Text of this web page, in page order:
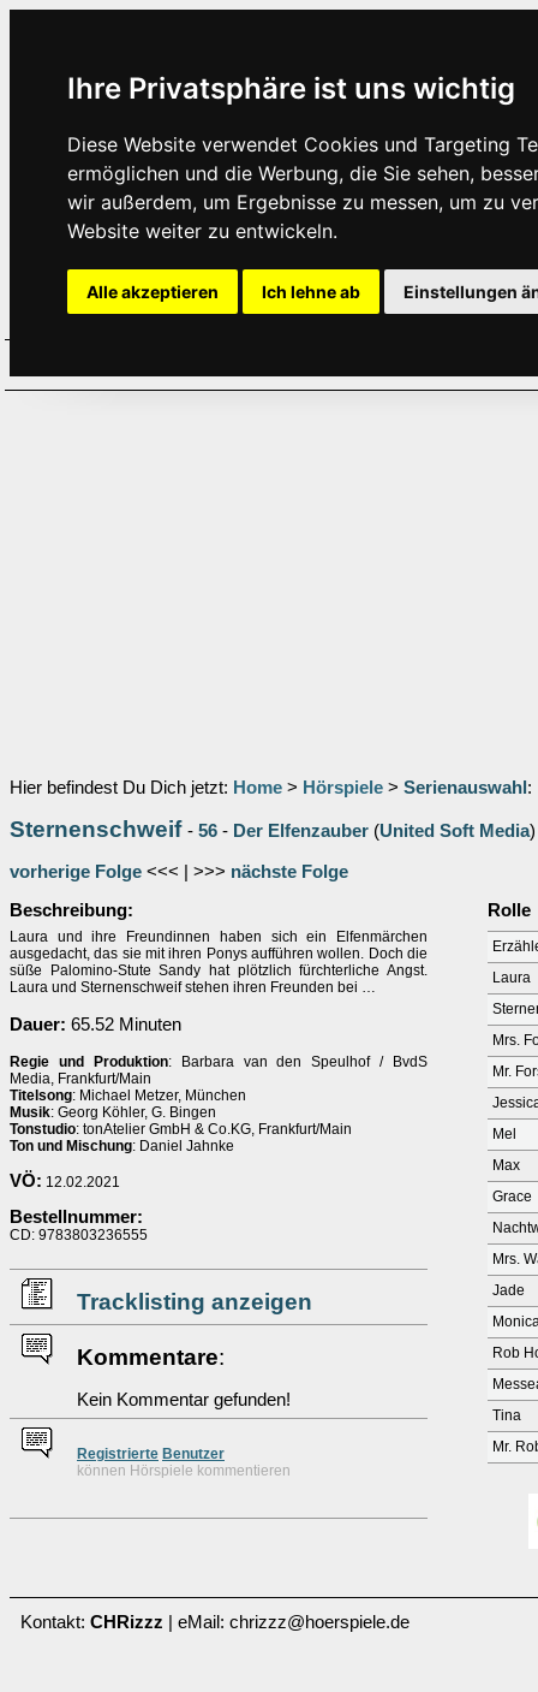
Ihre Privatsphäre ist uns wichtig
Diese Website verwendet Cookies und Targeting
ermöglichen und die Werbung, die Sie sehen,
wir außerdem, um Ergebnisse zu messen, um zu
Website weiter zu entwickeln.
Alle akzeptieren Ich lehne ab Einstellungen
Hier befindest Du Dich jetzt: Home > Hörspiele > Serienauswahl :
Sternenschweif - 56 - Der Elfenzauber (United Soft Media)
vorherige Folge <<< | >>> nächste Folge
Beschreibung:
Laura und ihre Freundinnen haben sich ein Elfenmärchen
ausgedacht, das sie mit ihren Ponys aufführen wollen. Doch die
süße Palomino-Stute Sandy hat plötzlich fürchterliche Angst.
Laura und Sternenschweif stehen ihren Freunden bei …
Dauer: 65.52 Minuten
Regie und Produktion: Barbara van den Speulhof / BvdS
Media, Frankfurt/Main
Titelsong: Michael Metzer, München
Musik: Georg Köhler, G. Bingen
Tonstudio: tonAtelier GmbH & Co.KG, Frankfurt/Main
Ton und Mischung: Daniel Jahnke
VÖ: 12.02.2021
Bestellnummer:
CD: 9783803236555
Tracklisting anzeigen
Kommentare:
Kein Kommentar gefunden!
Registrierte Benutzer
können Hörspiele kommentieren
Rolle
Laura
Mrs.
Mr.
Mel
Max
Grace
Mrs.
Jade
Rob
Tina
Mr.
Kontakt: CHRizzz | eMail: chrizzz@hoerspiele.de